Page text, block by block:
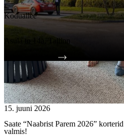
Koduallee
Asula tn 14a, Tallinn
15. juuni 2026
Saate “Naabrist Parem 2026”
valmis!